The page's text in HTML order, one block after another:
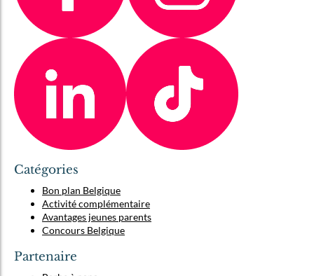
Catégories
Bon plan Belgique
Activité complémentaire
Avantages jeunes parents
Concours Belgique
Partenaire